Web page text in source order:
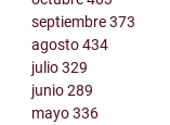
septiembre373
agosto434
julio329
junio289
mayo336